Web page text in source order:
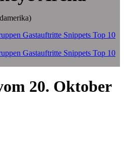
Gastauftritte Snippets Top 10
Gastauftritte Snippets Top 10
20. Oktober